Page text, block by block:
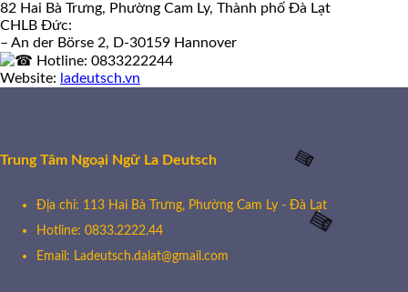
82 Hai Bà Trưng, Phường Cam Ly, Thành phố Đà Lạt
CHLB Đức:
– An der Börse 2, D-30159 Hannover
Hotline: 0833222244
Website: ladeutsch.vn
Trung Tâm Ngoại Ngữ La Deutsch
Địa chỉ: 113 Hai Bà Trưng, Phường Cam Ly - Đà Lạt
Hotline: 0833.2222.44
Email: Ladeutsch.dalat@gmail.com